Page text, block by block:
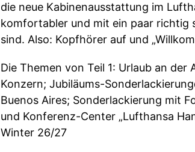
die neue Kabinenausstattung im
komfortabler und mit ein paar richtig
sind. Also: Kopfhörer auf und
Die Themen von Teil 1: Urlaub an
Konzern; Jubiläums-
Buenos Aires; Sonderlackierung mit
und Konferenz-Center „Lufthansa
Winter 26/27